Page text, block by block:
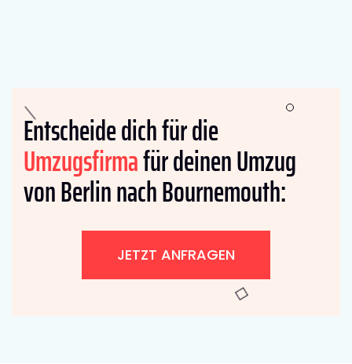
Entscheide dich für die
Umzugsfirmafür deinen Umzug
von Berlin nach Bournemouth:
JETZT ANFRAGEN